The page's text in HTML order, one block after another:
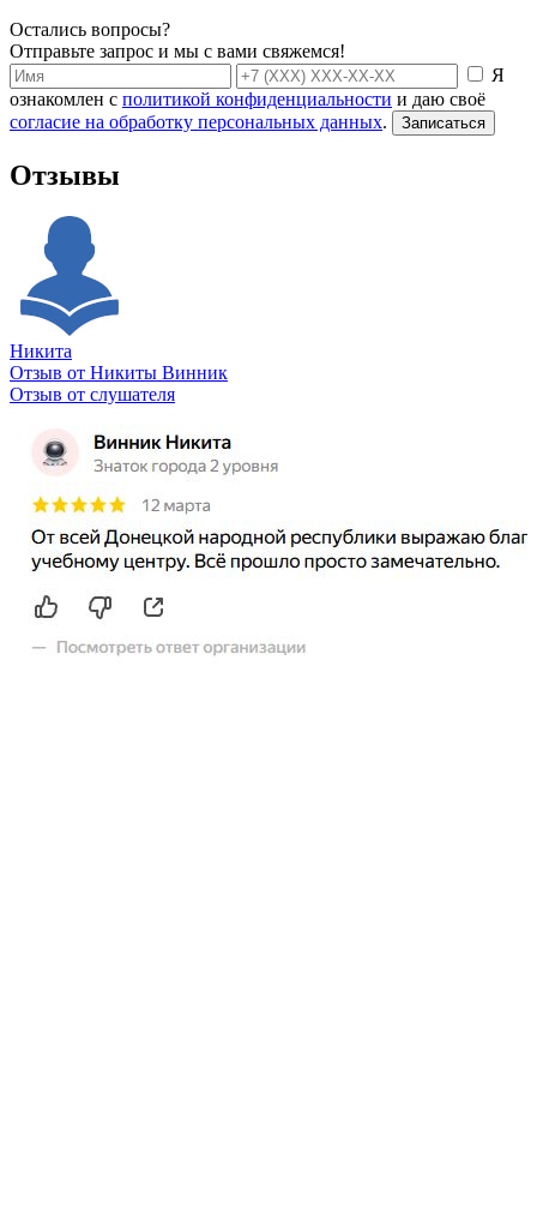
Остались вопросы?
Отправьте запрос и мы с вами свяжемся!
Я
ознакомлен с политикой конфиденциальности и даю своё
согласие на обработку персональных данных. Записаться
Отзывы
Никита
Отзыв от Никиты Винник
Отзыв от слушателя